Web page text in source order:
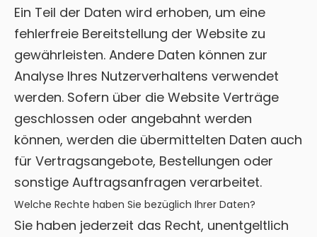
Ein Teil der Daten wird erhoben, um eine
fehlerfreie Bereitstellung der Website zu
gewährleisten. Andere Daten können zur
Analyse Ihres Nutzerverhaltens verwendet
werden. Sofern über die Website Verträge
geschlossen oder angebahnt werden
können, werden die übermittelten Daten auch
für Vertragsangebote, Bestellungen oder
sonstige Auftragsanfragen verarbeitet.
Welche Rechte haben Sie bezüglich Ihrer Daten?
Sie haben jederzeit das Recht, unentgeltlich